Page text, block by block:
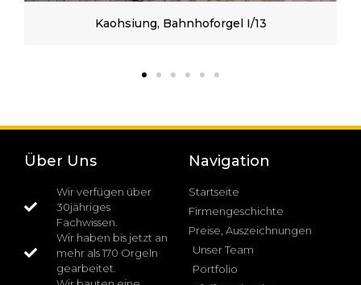
Kaohsiung, Bahnhoforgel I/13
Über Uns
Wir verfügen über
30jähriges
Fachwissen.
Wir haben bis jetzt an
mehr als 170 Orgeln
gearbeitet.
Navigation
Startseite
Firmengeschichte
Preise, Auszeichnungen
Unser Team
Portfolio